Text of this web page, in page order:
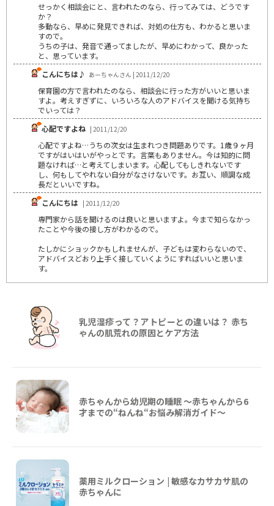
せっかく相談会にと、言われたのなら、行ってみては、どうです
か？
多動なら、早めに発見できれば、対処の仕方も、わかると思いま
すので。
うちの子は、発音で通ってましたが、早めにわかって、良かった
と、思っています。
こんにちは♪ あーちゃんさん | 2011/12/20
保育園の方で言われたのなら、相談会に行った方がいいと思いま
すよ。考えすぎずに、いろいろな人のアドバイスを聞ける気持ち
でいっては？
心配ですよね | 2011/12/20
心配ですよね…うちの次女は生まれつき問題ありです。1歳９ヶ月
ですがはいはいがやっとです。言葉もありません。今は知的に問
題なければ…と考えてしまいます。心配してもしきれないです
し、何もしてやれない自分がなさけないです。お互い、順調な成
長だといいですね。
こんにちは | 2011/12/20
専門家から話を聞けるのは良いと思いますよ。今まで知らなかっ
たことや今後の接し方がわかるので。
たしかにショックかもしれませんが、子どもは変わらないので、
アドバイスどおり上手く接していくようにすればいいと思いま
す。
乳児湿疹って？アトピーとの違いは？ 赤ち
ゃんの肌荒れの原因とケア方法
赤ちゃんから幼児期の睡眠 ～赤ちゃんから6
才までの“ねんね“お悩み解消ガイド〜
薬用ミルクローション | 敏感なカサカサ肌の
赤ちゃんに